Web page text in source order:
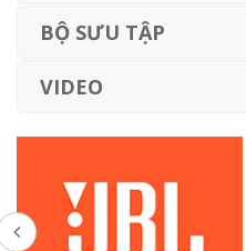
BỘ SƯU TẬP
VIDEO